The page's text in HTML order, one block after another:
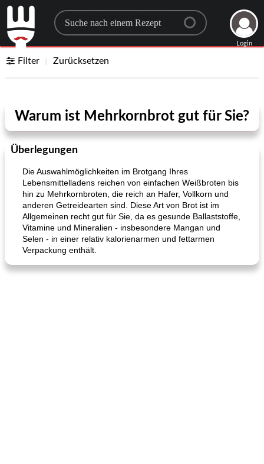
Search for a recipe
Login
Filter Zurücksetzen
Warum ist Mehrkornbrot gut für Sie?
Überlegungen
Die Auswahlmöglichkeiten im Brotgang Ihres
Lebensmittelladens reichen von einfachen Weißbroten bis
hin zu Mehrkornbroten, die reich an Hafer, Vollkorn und
anderen Getreidearten sind. Diese Art von Brot ist im
Allgemeinen recht gut für Sie, da es gesunde Ballaststoffe,
Vitamine und Mineralien - insbesondere Mangan und
Selen - in einer relativ kalorienarmen und fettarmen
Verpackung enthält.